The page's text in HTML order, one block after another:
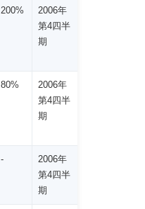
200%
2006年
第4四半
期
80%
2006年
第4四半
期
-
2006年
第4四半
期